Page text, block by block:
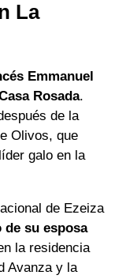
La
Emmanuel
Rosada.
de la
Olivos, que
galo en la
de Ezeiza
de su esposa
la residencia
Avanza y la